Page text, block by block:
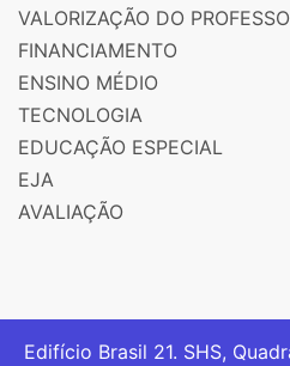
VALORIZAÇÃO DO
FINANCIAMENTO
ENSINO MÉDIO
TECNOLOGIA
EDUCAÇÃO ESPECIAL
EJA
AVALIAÇÃO
Edifício Brasil 21. SHS,